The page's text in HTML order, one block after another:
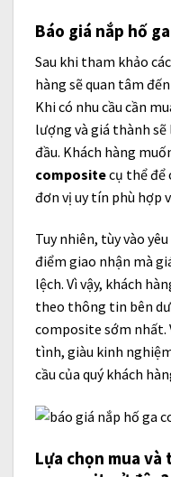
Báo giá nắp hố
Sau khi tham khảo
hàng sẽ quan tâm
Khi có nhu cầu cần
lượng và giá thành sẽ
đầu. Khách hàng
compositecụ thể để
đơn vị uy tín phù hợp
Tuy nhiên, tùy vào
điểm giao nhận mà
lệch. Vì vậy, khách
theo thông tin bên
composite sớm nhất.
tình, giàu kinh
cầu của quý khách
Lựa chọn mua và